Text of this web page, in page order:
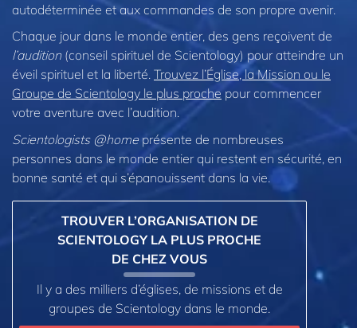
autodéterminée et aux commandes de son propre avenir.
Chaque jour dans le monde entier, des gens reçoivent de
l’audition(conseil spirituel de Scientology) pour atteindre un
éveil spirituel et la liberté. Trouvez l’Église, la Mission ou le
Groupe de Scientology le plus prochepour commencer
votre aventure avec l’audition.
Scientologists @homeprésente de nombreuses
personnes dans le monde entier qui restent en sécurité, en
bonne santé et qui s’épanouissent dans la vie.
TROUVER L’ORGANISATION DE
SCIENTOLOGY LA PLUS PROCHE
DE CHEZ VOUS
Il y a des milliers d’églises, de missions et de
groupes de Scientology dans le monde.